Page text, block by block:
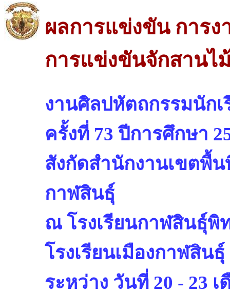
ผลการแข่งขัน การง
การแข่งขันจักสานไ
งานศิลปหัตถกรรมนัก
ครั้งที่ 73 ปีการศึกษา
สังกัดสำนักงานเขตพื้
กาฬสินธุ์
ณ โรงเรียนกาฬสินธุ์พิ
โรงเรียนเมืองกาฬสิน
ระหว่าง วันที่ 20 - 23